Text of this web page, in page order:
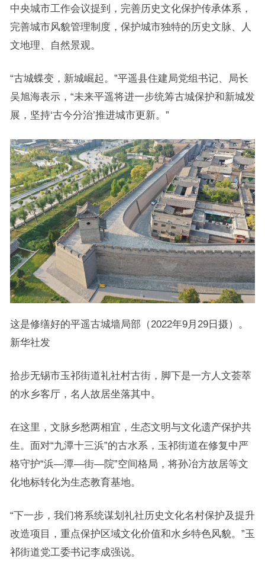
中央城市工作会议提到，完善历史文化保护传承体系，
完善城市风貌管理制度，保护城市独特的历史文脉、人
文地理、自然景观。
“古城蝶变，新城崛起。”平遥县住建局党组书记、局长
吴旭海表示，“未来平遥将进一步统筹古城保护和新城发
展，坚持‘古今分治’推进城市更新。”
这是修缮好的平遥古城墙局部（2022年9月29日摄）。
新华社发
拾步无锡市玉祁街道礼社村古街，脚下是一方人文荟萃
的水乡客厅，名人故居坐落其中。
在这里，文脉乡愁两相宜，生态文明与文化遗产保护共
生。面对“九潭十三浜”的古水系，玉祁街道在修复中严
格守护“浜—潭—街—院”空间格局，将孙冶方故居等文
化地标转化为生态教育基地。
“下一步，我们将系统谋划礼社历史文化名村保护及提升
改造项目，重点保护区域文化价值和水乡特色风貌。”玉
祁街道党工委书记李成强说。